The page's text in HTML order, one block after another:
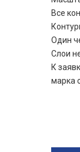
Все
Один
Cлои
К
марка